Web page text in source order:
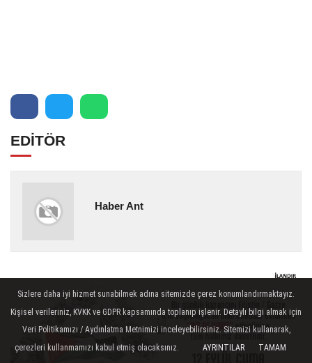
EDİTÖR
Haber Ant
Sizlere daha iyi hizmet sunabilmek adına sitemizde çerez konumlandırmaktayız.
Kişisel verileriniz, KVKK ve GDPR kapsamında toplanıp işlenir. Detaylı bilgi almak için
Veri Politikamızı / Aydınlatma Metnimizi inceleyebilirsiniz. Sitemizi kullanarak,
çerezleri kullanmamızı kabul etmiş olacaksınız.
AYRINTILAR TAMAM